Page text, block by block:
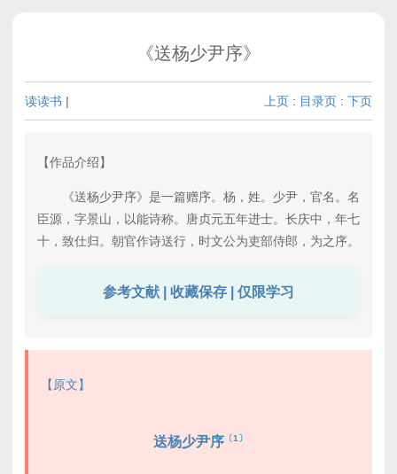
《送杨少尹序》
读读书 | 上页 : 目录页 : 下页
【作品介绍】
《送杨少尹序》是一篇赠序。杨，姓。少尹，官名。名
臣源，字景山，以能诗称。唐贞元五年进士。长庆中，年七
十，致仕归。朝官作诗送行，时文公为吏部侍郎，为之序。
参考文献 | 收藏保存 | 仅限学习
【原文】
送杨少尹序 〔1〕